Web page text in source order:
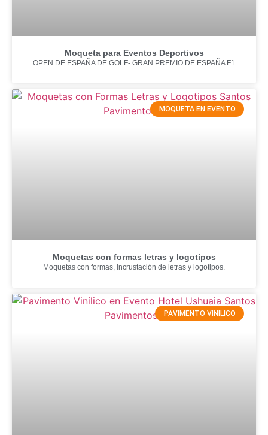
Moqueta para Eventos Deportivos
OPEN DE ESPAÑA DE GOLF- GRAN PREMIO DE ESPAÑA F1
MOQUETA EN EVENTO
Moquetas con formas letras y logotipos
Moquetas con formas, incrustación de letras y logotipos.
PAVIMENTO VINILICO